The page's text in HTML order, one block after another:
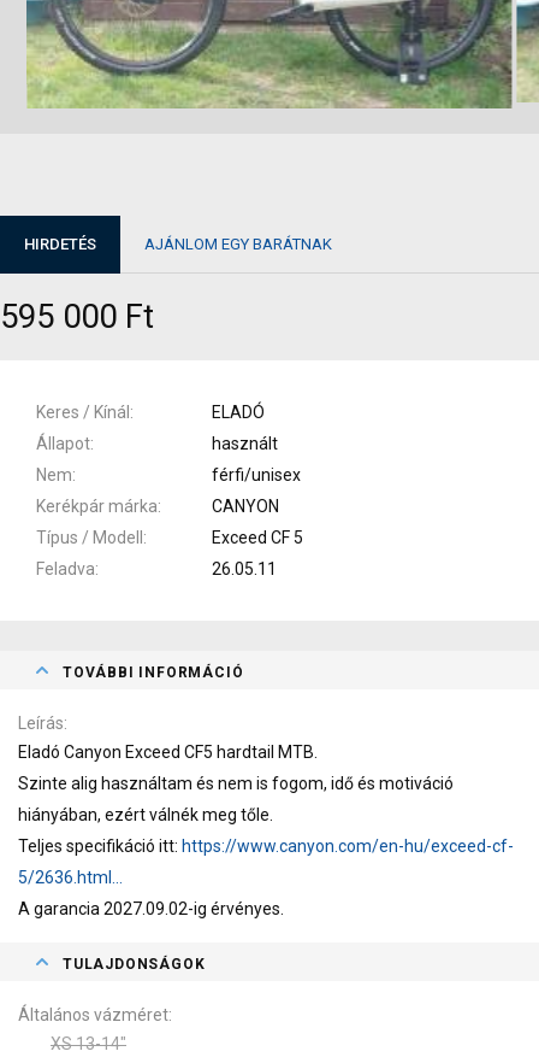
HIRDETÉS AJÁNLOM EGY BARÁTNAK
595 000 Ft
Keres / Kínál
ELADÓ
Állapot
használt
Nem
férfi/unisex
Kerékpár márka
CANYON
Típus / Modell
Exceed CF 5
Feladva
26.05.11
TOVÁBBI INFORMÁCIÓ
Leírás
Eladó Canyon Exceed CF5 hardtail MTB.
Szinte alig használtam és nem is fogom, idő és motiváció
hiányában, ezért válnék meg tőle.
Teljes specifikáció itt: https://www.canyon.com/en-hu/exceed-cf-
5/2636.html...
A garancia 2027.09.02-ig érvényes.
TULAJDONSÁGOK
Általános vázméret
XS 13-14"